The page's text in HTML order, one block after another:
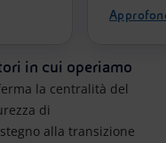
in cui operiamo
la centralità del
di
alla transizione